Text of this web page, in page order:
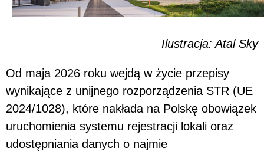
Ilustracja: Atal Sky
Od maja 2026 roku wejdą w życie przepisy
wynikające z unijnego rozporządzenia STR (UE
2024/1028), które nakłada na Polskę obowiązek
uruchomienia systemu rejestracji lokali oraz
udostępniania danych o najmie